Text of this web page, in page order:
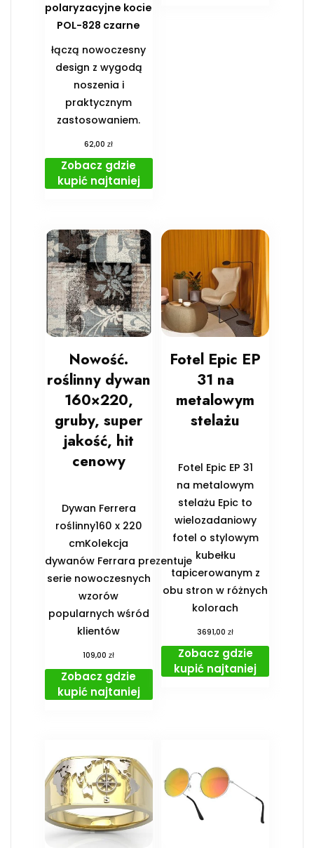
polaryzacyjne kocie
POL-828 czarne
łączą nowoczesny
design z wygodą
noszenia i
praktycznym
zastosowaniem.
62,00zł
Zobacz gdzie
kupić najtaniej
Nowość.
roślinny dywan
160×220,
gruby, super
jakość, hit
cenowy
Dywan Ferrera
roślinny160 x 220
cmKolekcja
dywanów Ferrara prezentuje
serie nowoczesnych
wzorów
popularnych wśród
klientów
109,00zł
Zobacz gdzie
kupić najtaniej
Fotel Epic EP
31 na
metalowym
stelażu
Fotel Epic EP 31
na metalowym
stelażu Epic to
wielozadaniowy
fotel o stylowym
kubełku
tapicerowanym z
obu stron w różnych
kolorach
3691,00zł
Zobacz gdzie
kupić najtaniej